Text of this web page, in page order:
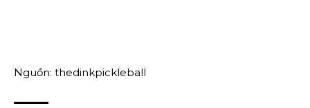
Nguồn: thedinkpickleball